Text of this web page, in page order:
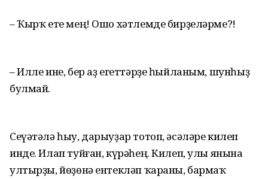
– Ҡырҡ ете мең! Ошо хәтлемде бирҙеләрме?!
– Илле ине, бер аҙ егеттәрҙе һыйланым, шунһыҙ
булмай.
Сеүәтәлә һыу, дарыуҙар тотоп, әсәләре килеп
инде. Илап туйған, күрәһең. Килеп, улы янына
ултырҙы, йөҙөнә ентекләп ҡараны, бармаҡ